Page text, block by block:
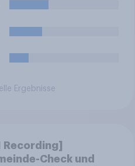
Ergebnisse
Recording]
Check und